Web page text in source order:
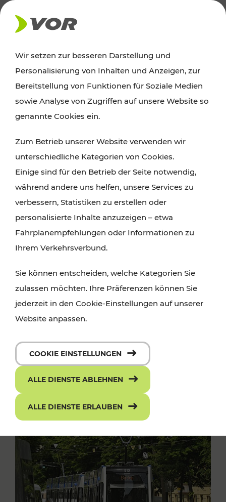
AKTUELLES
News
Alle wichtigen Meldungen zu Fahrplanänderungen,
finden Sie hier im Überblick.
Wir setzen zur besseren Darstellung und
Personalisierung von Inhalten und Anzeigen, zur
Bereitstellung von Funktionen für Soziale Medien
sowie Analyse von Zugriffen auf unsere Website so
genannte Cookies ein.
Zum Betrieb unserer Website verwenden wir
unterschiedliche Kategorien von Cookies.
Einige sind für den Betrieb der Seite notwendig,
während andere uns helfen, unsere Services zu
verbessern, Statistiken zu erstellen oder
personalisierte Inhalte anzuzeigen – etwa
Fahrplanempfehlungen oder Informationen zu
Ihrem Verkehrsverbund.
Sie können entscheiden, welche Kategorien Sie
zulassen möchten. Ihre Präferenzen können Sie
jederzeit in den Cookie-Einstellungen auf unserer
Website anpassen.
COOKIE EINSTELLUNGEN
ALLE DIENSTE ABLEHNEN
ALLE DIENSTE ERLAUBEN